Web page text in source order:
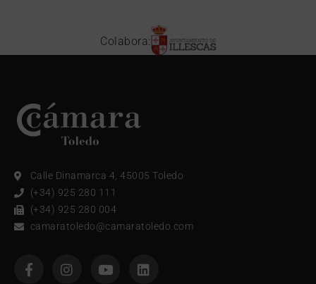
Colabora:
Calle Dinamarca 4, 45005 Toledo
(+34) 925 280 111
(+34) 925 280 004
camaratoledo@camaratoledo.com